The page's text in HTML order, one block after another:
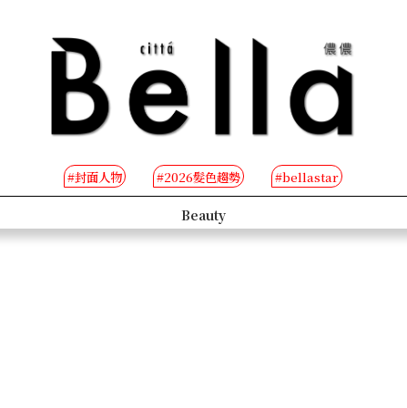
#封面人物 #2026髮色趨勢 #bellastar
Beauty